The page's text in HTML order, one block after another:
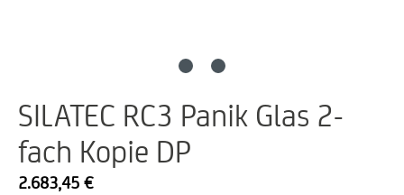
SILATEC RC3 Panik Glas 2-
fach Kopie DP
2.683,45 €